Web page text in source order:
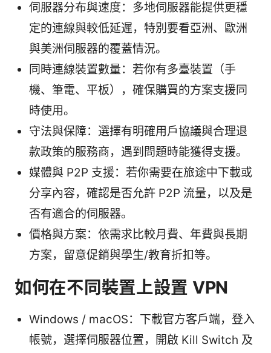
伺服器分布與速度：多地伺服器能提供更穩
定的連線與較低延遲，特別要看亞洲、歐洲
與美洲伺服器的覆蓋情況。
同時連線裝置數量：若你有多臺裝置（手
機、筆電、平板），確保購買的方案支援同
時使用。
守法與保障：選擇有明確用戶協議與合理退
款政策的服務商，遇到問題時能獲得支援。
媒體與 P2P 支援：若你需要在旅途中下載或
分享內容，確認是否允許 P2P 流量，以及是
否有適合的伺服器。
價格與方案：依需求比較月費、年費與長期
方案，留意促銷與學生/教育折扣等。
如何在不同裝置上設置 VPN
Windows / macOS：下載官方客戶端，登入
帳號，選擇伺服器位置，開啟 Kill Switch 及